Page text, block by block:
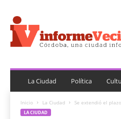
n
f
o
e
e
La Ciudad Política
Inicio La Ciudad Se extendió el
LA CIUDAD